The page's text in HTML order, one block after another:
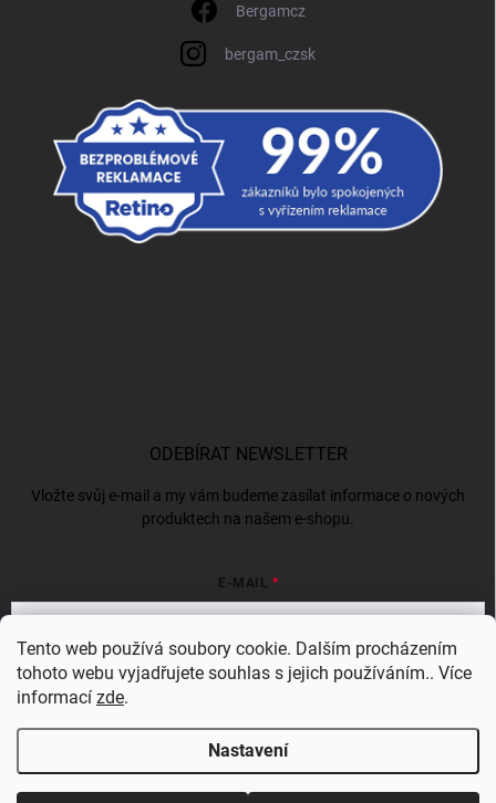
Tento web používá soubory cookie. Dalším procházením
tohoto webu vyjadřujete souhlas s jejich používáním.. Více
informací zde.
Nastavení
Bergamcz
bergam_czsk
ODEBÍRAT NEWSLETTER
Vložte svůj e-mail a my vám budeme zasílat informace o nových
produktech na našem e-shopu.
E-MAIL
Vložením e-mailu souhlasíte s
Přihlásit se